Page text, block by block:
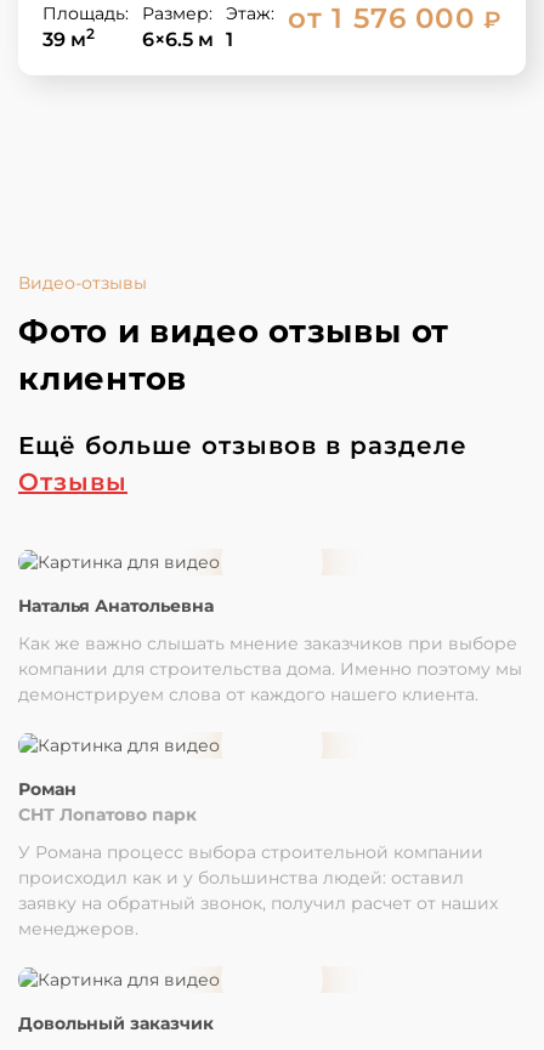
Площадь:
39 м2
Размер:
6×6.5 м
Этаж:
1
от 1 576 000 ₽
Видео-отзывы
Фото и видео отзывы от
клиентов
Ещё больше отзывов в разделе
Отзывы
Наталья Анатольевна
Как же важно слышать мнение заказчиков при выборе
компании для строительства дома. Именно поэтому мы
демонстрируем слова от каждого нашего клиента.
Роман
СНТ Лопатово парк
У Романа процесс выбора строительной компании
происходил как и у большинства людей: оставил
заявку на обратный звонок, получил расчет от наших
менеджеров.
Довольный заказчик